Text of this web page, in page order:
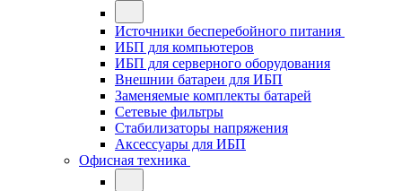
Источники бесперебойного питания
ИБП для компьютеров
ИБП для серверного оборудования
Внешнии батареи для ИБП
Заменяемые комплекты батарей
Сетевые фильтры
Стабилизаторы напряжения
Аксессуары для ИБП
Офисная техника